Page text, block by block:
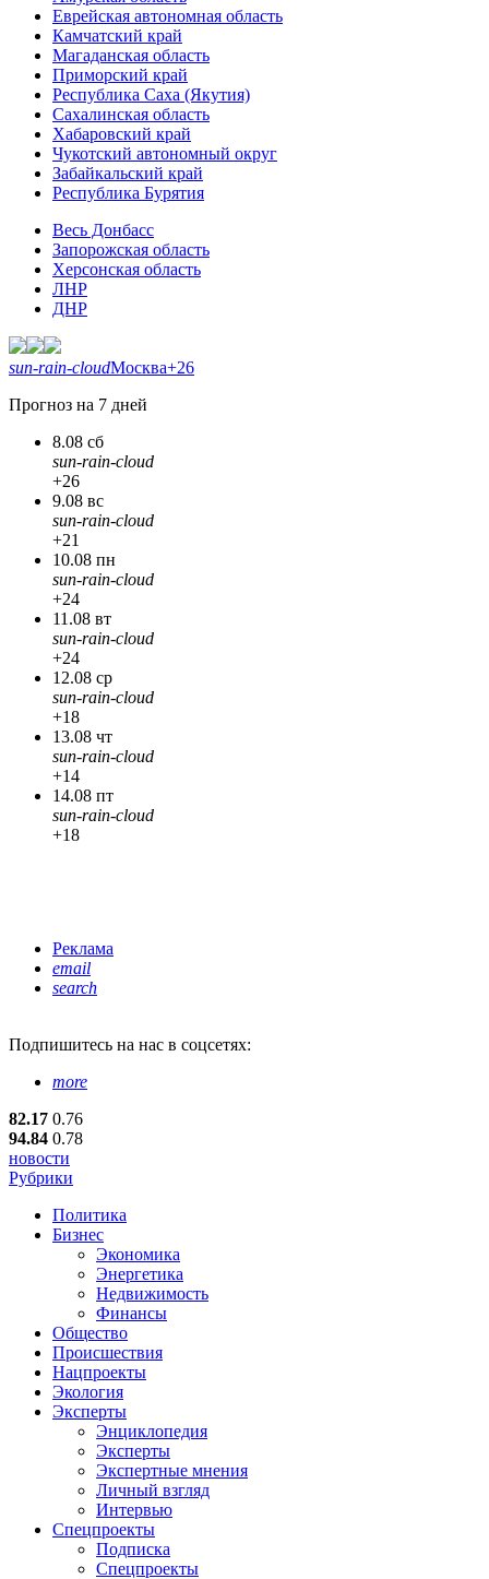
Еврейская автономная область
Камчатский край
Магаданская область
Приморский край
Республика Саха (Якутия)
Сахалинская область
Хабаровский край
Чукотский автономный округ
Забайкальский край
Республика Бурятия
Весь Донбасс
Запорожская область
Херсонская область
ЛНР
ДНР
sun-rain-cloudМосква+26
Прогноз на 7 дней
8.08 сб
sun-rain-cloud
+26
9.08 вс
sun-rain-cloud
+21
10.08 пн
sun-rain-cloud
+24
11.08 вт
sun-rain-cloud
+24
12.08 ср
sun-rain-cloud
+18
13.08 чт
sun-rain-cloud
+14
14.08 пт
sun-rain-cloud
+18
Реклама
email
search
Подпишитесь на нас в соцсетях:
more
82.17 0.76
94.84 0.78
новости
Рубрики
Политика
Бизнес
Экономика
Энергетика
Недвижимость
Финансы
Общество
Происшествия
Нацпроекты
Экология
Эксперты
Энциклопедия
Эксперты
Экспертные мнения
Личный взгляд
Интервью
Спецпроекты
Подписка
Спецпроекты